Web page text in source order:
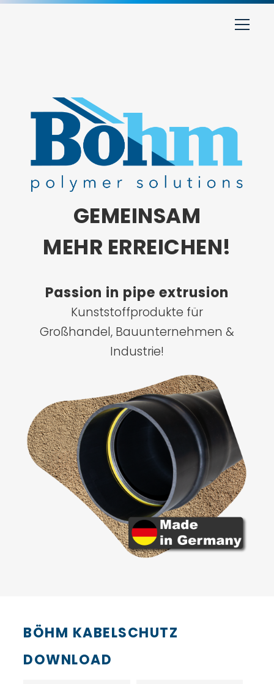
GEMEINSAM
MEHR ERREICHEN!
Passion in pipe extrusion
Kunststoffprodukte für
Großhandel, Bauunternehmen &
Industrie!
BÖHM KABELSCHUTZ
DOWNLOAD